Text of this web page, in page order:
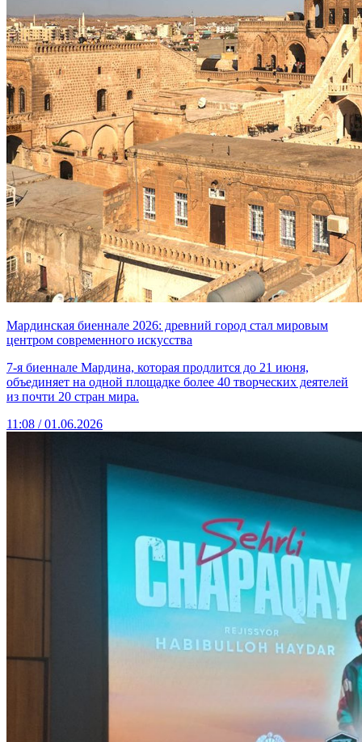
Мардинская биеннале 2026: древний город стал мировым
центром современного искусства
7-я биеннале Мардина, которая продлится до 21 июня,
объединяет на одной площадке более 40 творческих деятелей
из почти 20 стран мира.
11:08 / 01.06.2026